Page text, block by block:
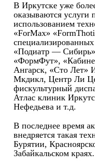
В Иркутске уже
оказываются услуги
использованием
«ForMax»
«Подиатр —
«ФормФут»,
Ангарск, «Сто Лет»
Мкдикл, Центр Ли
фискультурный
Атлас клиник
Нефедьева и т.д.
В последнее время
внедряется такая
Бурятии,
Забайкальском